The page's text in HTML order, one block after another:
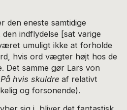
den eneste samtidige
indflydelse [sat varige
umuligt ikke at forholde
hvis ord vægter højt hos de
Det samme gør Lars von
På hvis skuldreaf relativt
og forsonende).